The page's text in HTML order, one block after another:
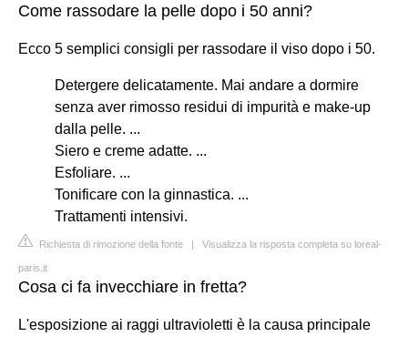
Come rassodare la pelle dopo i 50 anni?
Ecco 5 semplici consigli per rassodare il viso dopo i 50.
Detergere delicatamente. Mai andare a dormire
senza aver rimosso residui di impurità e make-up
dalla pelle. ...
Siero e creme adatte. ...
Esfoliare. ...
Tonificare con la ginnastica. ...
Trattamenti intensivi.
Richiesta di rimozione della fonte | Visualizza la risposta completa su loreal-
paris.it
Cosa ci fa invecchiare in fretta?
L'esposizione ai raggi ultravioletti è la causa principale